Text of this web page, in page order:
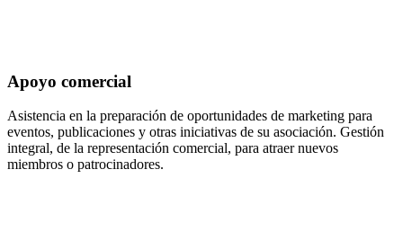
Apoyo comercial
Asistencia en la preparación de oportunidades de marketing para
eventos, publicaciones y otras iniciativas de su asociación. Gestión
integral, de la representación comercial, para atraer nuevos
miembros o patrocinadores.